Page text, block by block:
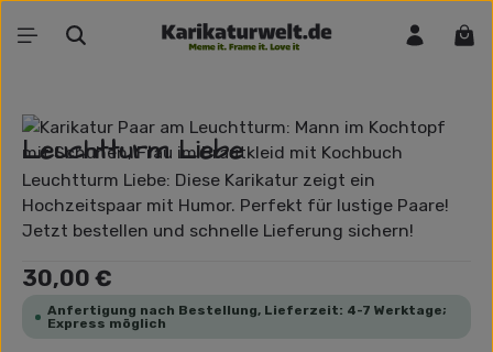
Zum Hauptinhalt springen
Bildergalerie überspringen
Leuchtturm Liebe
Leuchtturm Liebe: Diese Karikatur zeigt ein
Hochzeitspaar mit Humor. Perfekt für lustige Paare!
Jetzt bestellen und schnelle Lieferung sichern!
Regulärer Preis:
30,00 €
Anfertigung nach Bestellung, Lieferzeit: 4-7 Werktage;
Express möglich